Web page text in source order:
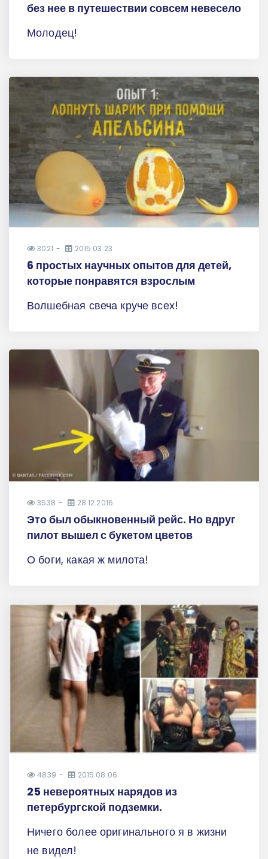
без нее в путешествии совсем невесело
Молодец!
3021 2015.03.23
6 простых научных опытов для детей,
которые понравятся взрослым
Волшебная свеча круче всех!
3538 28.12.2016
Это был обыкновенный рейс. Но вдруг
пилот вышел с букетом цветов
О боги, какая ж милота!
4839 2015.08.06
25 невероятных нарядов из
петербургской подземки.
Ничего более оригинального я в жизни
не видел!